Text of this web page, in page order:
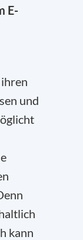
E-
und
kann